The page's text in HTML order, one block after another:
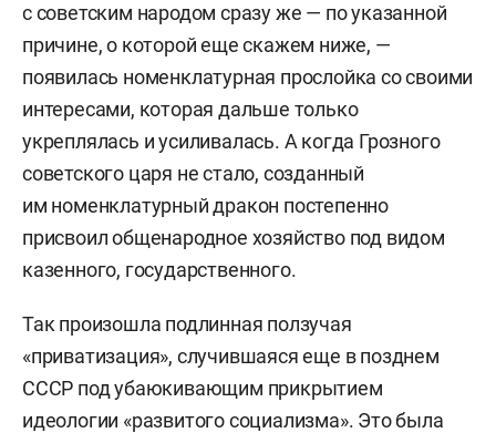
с советским народом сразу же — по указанной
причине, о которой еще скажем ниже, —
появилась номенклатурная прослойка со своими
интересами, которая дальше только
укреплялась и усиливалась. А когда Грозного
советского царя не стало, созданный
им номенклатурный дракон постепенно
присвоил общенародное хозяйство под видом
казенного, государственного.
Так произошла подлинная ползучая
«приватизация», случившаяся еще в позднем
СССР под убаюкивающим прикрытием
идеологии «развитого социализма». Это была